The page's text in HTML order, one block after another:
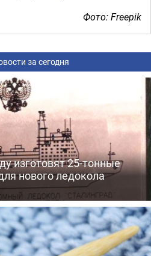
Фото: Freepik
за сегодня
изготовят 25-тонные
нового ледокола